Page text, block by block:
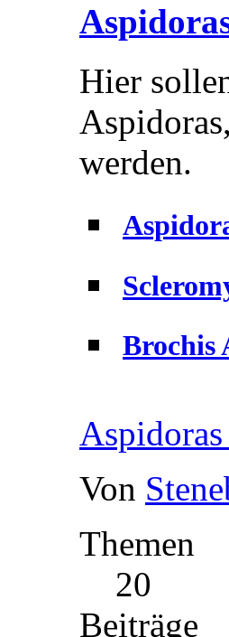
Hier
werden.
Brochis
Von
Themen
20
Beiträge